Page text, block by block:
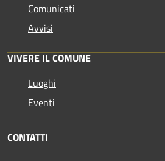
Comunicati
Avvisi
VIVERE IL COMUNE
Luoghi
Eventi
CONTATTI